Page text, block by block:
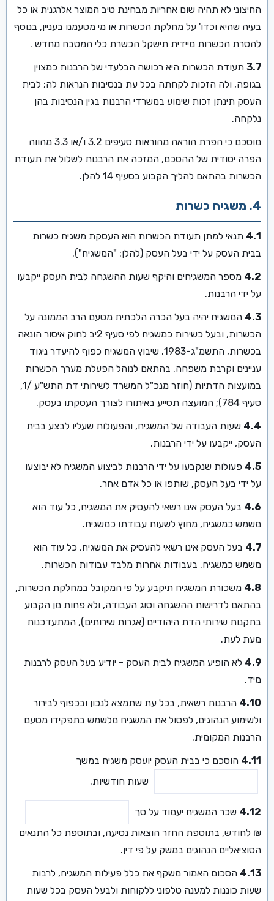
החיצוני לא תהיה שום אחריות מבחינת טיב המוצר אלרגנית או כל
בעיה שהיא וכדו' על מחלקת הכשרות או מי מטעמנו בעניין, בנוסף
להסרת הכשרות מיידית תישקל הכשרת כלי המטבח מחדש .
3.7 תעודת הכשרות היא רכושה הבלעדי של הרבנות כמצוין
בגופה, ולה הזכות לקחתה בכל עת בנסיבות הנראות לה; לבית
העסק תינתן זכות שימוע במשרדי הרבנות בגין הנסיבות בהן
נלקחה.
מוסכם כי הפרת הוראה מהוראות סעיפים 3.2 ו/או 3.3 מהווה
הפרה יסודית של ההסכם, המזכה את הרבנות לשלול את תעודת
הכשרות בהתאם להליך הקבוע בסעיף 14 להלן.
4. משגיח כשרות
4.1 תנאי למתן תעודת הכשרות הוא העסקת משגיח כשרות
בבית העסק על ידי בעל העסק (להלן: "המשגיח").
4.2 מספר המשגיחים והיקף שעות ההשגחה לבית העסק ייקבעו
על ידי הרבנות.
4.3 המשגיח יהיה בעל הכרה הלכתית מטעם הרב הממונה על
הכשרות, ובעל כשירות כמשגיח לפי סעיף 2יב לחוק איסור הונאה
בכשרות, התשמ"ג-1983. שיבוץ המשגיח כפוף להיעדר ניגוד
עניינים וקרבת משפחה, בהתאם לנוהל הפעלת מערך הכשרות
במועצות הדתיות (חוזר מנכ"ל המשרד לשירותי דת התש"ע /1,
סעיף 784); המועצה תסייע באיתורו לצורך העסקתו בעסק.
4.4 שעות העבודה של המשגיח, והפעולות שעליו לבצע בבית
העסק, ייקבעו על ידי הרבנות.
4.5 פעולות שנקבעו על ידי הרבנות לביצוע המשגיח לא יבוצעו
על ידי בעל העסק, שותפו או כל אדם אחר.
4.6 בעל העסק אינו רשאי להעסיק את המשגיח, כל עוד הוא
משמש כמשגיח, מחוץ לשעות עבודתו כמשגיח.
4.7 בעל העסק אינו רשאי להעסיק את המשגיח, כל עוד הוא
משמש כמשגיח, בעבודות אחרות מלבד עבודות הכשרות.
4.8 משכורת המשגיח תיקבע על פי המקובל במחלקת הכשרות,
בהתאם לדרישות ההשגחה וסוג העבודה, ולא פחות מן הקבוע
בתקנות שירותי הדת היהודיים (אגרות שירותים), המתעדכנות
מעת לעת.
4.9 לא הופיע המשגיח לבית העסק - יודיע בעל העסק לרבנות
מיד.
4.10 הרבנות רשאית, בכל עת שתמצא לנכון ובכפוף לבירור
ולשימוע הנהוגים, לפסול את המשגיח מלשמש בתפקידו מטעם
הרבנות המקומית.
4.11 הוסכם כי בבית העסק יועסק משגיח במשך
שעות חודשיות.
4.12 שכר המשגיח יעמוד על סך
₪ לחודש, בתוספת החזר הוצאות נסיעה, ובתוספת כל התנאים
הסוציאליים הנהוגים במשק על פי דין.
4.13 הסכום האמור משקף את כלל פעילות המשגיח, לרבות
שעות כוננות למענה טלפוני ללקוחות ולבעל העסק בכל שעות